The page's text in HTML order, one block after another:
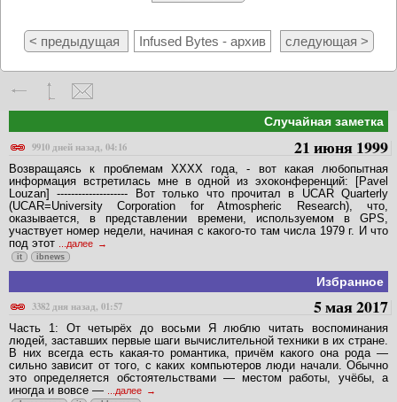
< предыдущая Infused Bytes - архив следующая >
Случайная заметка
9910 дней назад, 04:16
21 июня 1999
Возвращаясь к проблемам XXXX года, - вот какая любопытная
информация встретилась мне в одной из эхоконференций: [Pavel
Louzan] -------------------- Вот только что прочитал в UCAR Quarterly
(UCAR=University Corporation for Atmospheric Research), что,
оказывается, в представлении времени, используемом в GPS,
участвует номер недели, начиная с какого-то там числа 1979 г. И что
под этот ...далее
it ibnews
Избранное
3382 дня назад, 01:57
5 мая 2017
Часть 1: От четырёх до восьми Я люблю читать воспоминания
людей, заставших первые шаги вычислительной техники в их стране.
В них всегда есть какая-то романтика, причём какого она рода —
сильно зависит от того, с каких компьютеров люди начали. Обычно
это определяется обстоятельствами — местом работы, учёбы, а
иногда и вовсе — ...далее